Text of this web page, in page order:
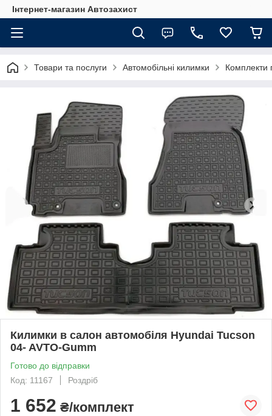
Інтернет-магазин Автозахист
Товари та послуги Автомобільні килимки Комплекти
Килимки в салон автомобіля Hyundai Tucson
04- AVTO-Gumm
Готово до відправки
Код: 11167
Роздріб
1 652 ₴/комплект